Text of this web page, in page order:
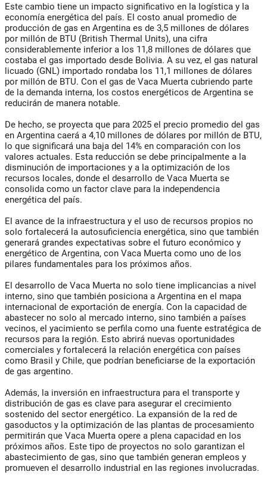
Este cambio tiene un impacto significativo en la logística y la
economía energética del país. El costo anual promedio de
producción de gas en Argentina es de 3,5 millones de dólares
por millón de BTU (British Thermal Units), una cifra
considerablemente inferior a los 11,8 millones de dólares que
costaba el gas importado desde Bolivia. A su vez, el gas natural
licuado (GNL) importado rondaba los 11,1 millones de dólares
por millón de BTU. Con el gas de Vaca Muerta cubriendo parte
de la demanda interna, los costos energéticos de Argentina se
reducirán de manera notable.
De hecho, se proyecta que para 2025 el precio promedio del gas
en Argentina caerá a 4,10 millones de dólares por millón de BTU,
lo que significará una baja del 14% en comparación con los
valores actuales. Esta reducción se debe principalmente a la
disminución de importaciones y a la optimización de los
recursos locales, donde el desarrollo de Vaca Muerta se
consolida como un factor clave para la independencia
energética del país.
El avance de la infraestructura y el uso de recursos propios no
solo fortalecerá la autosuficiencia energética, sino que también
generará grandes expectativas sobre el futuro económico y
energético de Argentina, con Vaca Muerta como uno de los
pilares fundamentales para los próximos años.
El desarrollo de Vaca Muerta no solo tiene implicancias a nivel
interno, sino que también posiciona a Argentina en el mapa
internacional de exportación de energía. Con la capacidad de
abastecer no solo al mercado interno, sino también a países
vecinos, el yacimiento se perfila como una fuente estratégica de
recursos para la región. Esto abrirá nuevas oportunidades
comerciales y fortalecerá la relación energética con países
como Brasil y Chile, que podrían beneficiarse de la exportación
de gas argentino.
Además, la inversión en infraestructura para el transporte y
distribución de gas es clave para asegurar el crecimiento
sostenido del sector energético. La expansión de la red de
gasoductos y la optimización de las plantas de procesamiento
permitirán que Vaca Muerta opere a plena capacidad en los
próximos años. Este tipo de proyectos no solo garantizan el
abastecimiento de gas, sino que también generan empleos y
promueven el desarrollo industrial en las regiones involucradas.